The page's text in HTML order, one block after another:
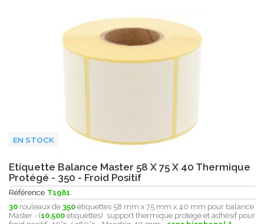
EN STOCK
Etiquette Balance Master 58 X 75 X 40 Thermique
Protégé - 350 - Froid Positif
Référence T1981
30 rouleaux de 350 étiquettes 58 mm x 75 mm x 40 mm pour balance
Master - (10.500 étiquettes) support thermique protégé et adhésif pour